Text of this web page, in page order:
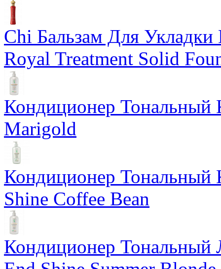
Chi Бальзам Для
Royal Treatment Solid
Кондиционер Тональный
Marigold
Кондиционер Тональный
Shine Coffee Bean
Кондиционер Тональный